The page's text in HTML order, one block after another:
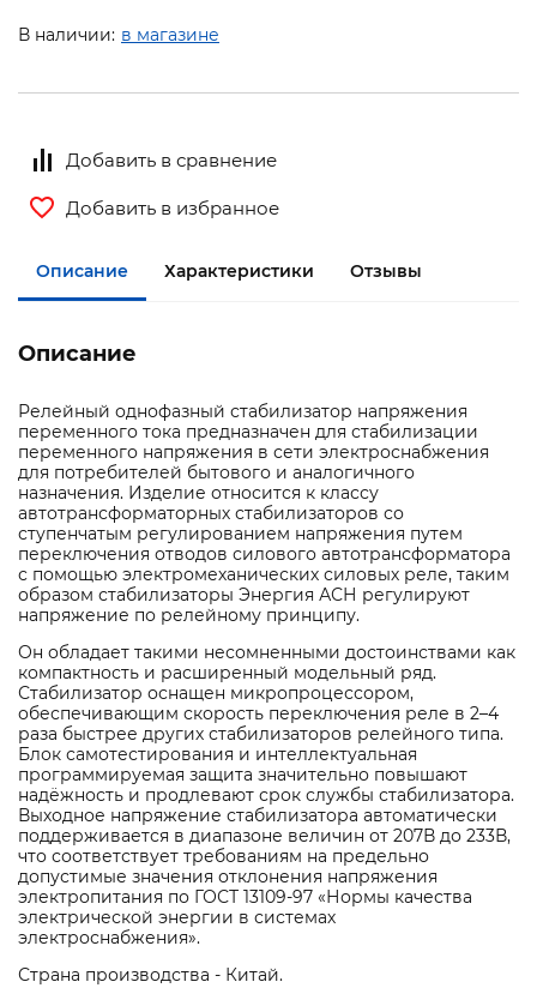
В наличии: в магазине
Добавить в сравнение
Добавить в избранное
Описание Характеристики Отзывы
Описание
Релейный однофазный стабилизатор напряжения
переменного тока предназначен для стабилизации
переменного напряжения в сети электроснабжения
для потребителей бытового и аналогичного
назначения. Изделие относится к классу
автотрансформаторных стабилизаторов со
ступенчатым регулированием напряжения путем
переключения отводов силового автотрансформатора
с помощью электромеханических силовых реле, таким
образом стабилизаторы Энергия АСН регулируют
напряжение по релейному принципу.
Он обладает такими несомненными достоинствами как
компактность и расширенный модельный ряд.
Стабилизатор оснащен микропроцессором,
обеспечивающим скорость переключения реле в 2–4
раза быстрее других стабилизаторов релейного типа.
Блок самотестирования и интеллектуальная
программируемая защита значительно повышают
надёжность и продлевают срок службы стабилизатора.
Выходное напряжение стабилизатора автоматически
поддерживается в диапазоне величин от 207В до 233В,
что соответствует требованиям на предельно
допустимые значения отклонения напряжения
электропитания по ГОСТ 13109-97 «Нормы качества
электрической энергии в системах
электроснабжения».
Страна производства - Китай.